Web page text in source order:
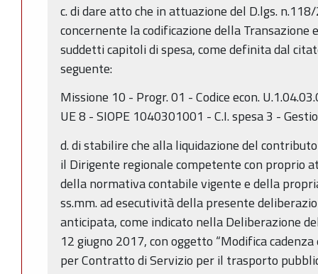
c. di dare atto che in attuazione del D.lgs.
concernente la codificazione della
suddetti capitoli di spesa, come definita dal
seguente:
Missione 10 - Progr. 01 - Codice econ.
UE 8 - SIOPE 1040301001 - C.I. spesa 3 -
d. di stabilire che alla liquidazione del
il Dirigente regionale competente con proprio
della normativa contabile vigente e della
ss.mm. ad esecutività della presente
anticipata, come indicato nella Deliberazione
12 giugno 2017, con oggetto “Modifica
per Contratto di Servizio per il trasporto